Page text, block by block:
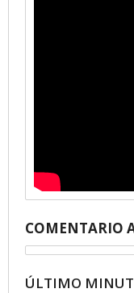
COMENTARIO
ÚLTIMO